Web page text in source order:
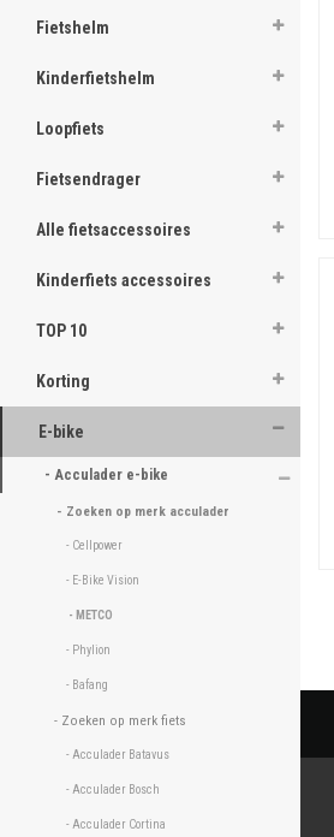
Fietshelm
Kinderfietshelm
Loopfiets
Fietsendrager
Alle fietsaccessoires
Kinderfiets accessoires
TOP 10
Korting
E-bike
- Acculader e-bike
- Zoeken op merk acculader
- Cellpower
- E-Bike Vision
- METCO
- Phylion
- Bafang
- Zoeken op merk fiets
- Acculader Batavus
- Acculader Bosch
- Acculader Cortina